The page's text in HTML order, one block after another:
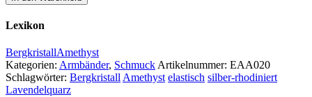
Lexikon
BergkristallAmethyst
Kategorien: Armbänder, Schmuck Artikelnummer: EAA020
Schlagwörter: Bergkristall Amethyst elastisch silber-rhodiniert
Lavendelquarz